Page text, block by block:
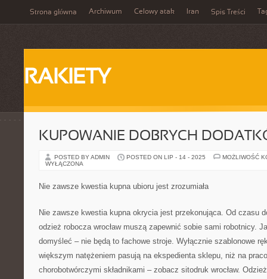
Strona główna Archiwum Celowy atak Iran Spis Treści
RAKIETY
KUPOWANIE DOBRYCH
POSTED BY ADMIN POSTED ON LIP - 14 - 2025
MOŻLIWOŚĆ
WYŁĄCZONA
Nie zawsze kwestia kupna ubioru jest zrozumiała
Nie zawsze kwestia kupna okrycia jest przekonująca. Od czasu
odzież robocza wrocław muszą zapewnić sobie sami robotnicy.
domyśleć – nie będą to fachowe stroje. Wyłącznie szablonowe
większym natężeniem pasują na ekspedienta sklepu, niż na
chorobotwórczymi składnikami – zobacz sitodruk wrocław.